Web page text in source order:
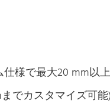
仕様で最大20 mm以
でカスタマイズ可能)